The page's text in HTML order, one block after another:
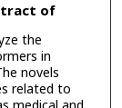
of
the
in
novels
related to